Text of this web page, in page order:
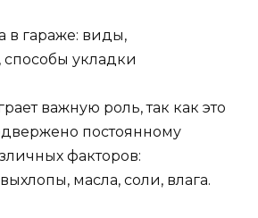
важную роль, так как это
постоянному
факторов:
масла, соли, влага.